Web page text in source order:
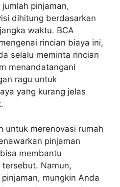
pinjaman,
dihitung berdasarkan
waktu. BCA
rincian biaya ini,
selalu meminta rincian
menandatangani
ragu untuk
yang kurang jelas
untuk merenovasi rumah
pinjaman
membantu
Namun,
mungkin Anda